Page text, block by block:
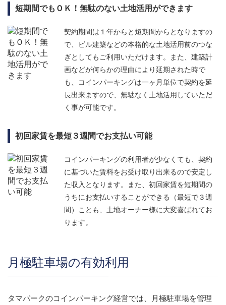
短期間でもＯＫ！無駄のない土地活用ができます
契約期間は１年からと短期間からとなりますの
で、ビル建築などの本格的な土地活用前のつな
ぎとしてもご利用いただけます。また、建築計
画などが何らかの理由により延期された時で
も、コインパーキングは一ヶ月単位で契約を延
長出来ますので、無駄なく土地活用していただ
く事が可能です。
初回家賃を最短３週間でお支払い可能
コインパーキングの利用者が少なくても、契約
に基づいた賃料をお受け取り出来るので安定し
た収入となります。また、初回家賃を短期間の
うちにお支払いすることができる（最短で３週
間）ことも、土地オーナー様に大変喜ばれてお
ります。
月極駐車場の有効利用
タマパークのコインパーキング経営では、月極駐車場を管理